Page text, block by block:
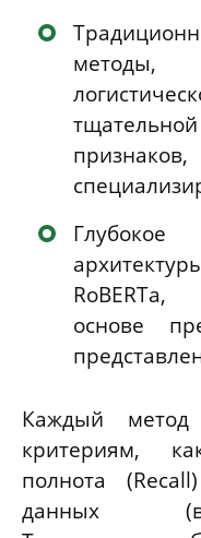
Глубокое
основе
Каждый
критериям,
полнота
данных